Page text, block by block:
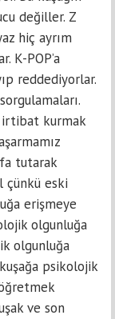
değiller. Z
hiç ayrım
K-POP’a
reddediyorlar.
irtibat kurmak
tutarak
çünkü eski
erişmeye
olgunluğa
olgunluğa
psikolojik
öğretmek
ve son